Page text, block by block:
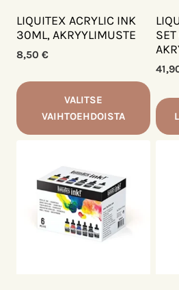
LIQUITEX ACRYLIC INK
30ML, AKRYYLIMUSTE
8,50 €
VALITSE
VAIHTOEHDOISTA
useampi
muunnelma.